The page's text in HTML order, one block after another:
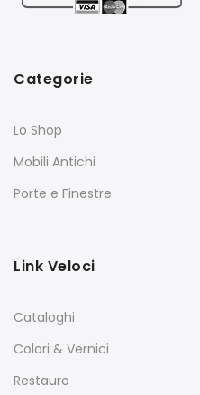
Categorie
Lo Shop
Mobili Antichi
Porte e Finestre
Link Veloci
Cataloghi
Colori & Vernici
Restauro